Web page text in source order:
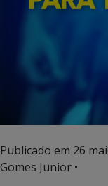
Publicado em 26
Gomes Junior •